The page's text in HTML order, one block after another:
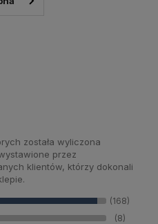
została wyliczona
przez
klientów, którzy dokonali
(168)
(8)